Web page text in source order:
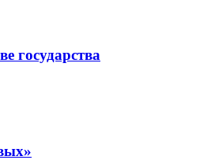
государства